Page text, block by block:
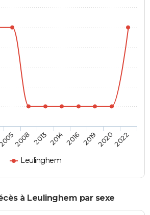
Leulinghem
2008 2013 2014 2016 201920202022
à Leulinghem par sexe